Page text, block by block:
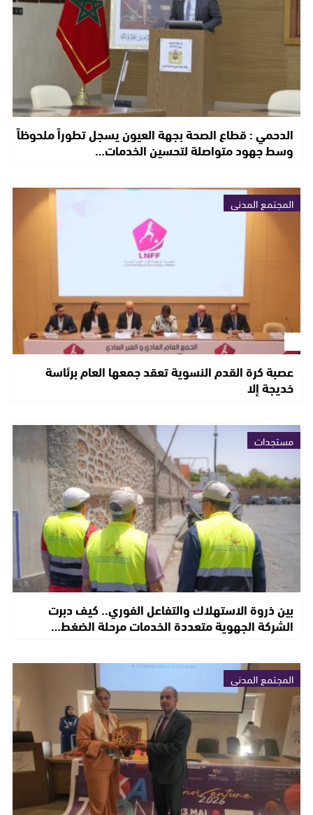
الدحمي : قطاع الصحة بجهة العيون يسجل تطوراً ملحوظاً
وسط جهود متواصلة لتحسين الخدمات…
المجتمع المدني
عصبة كرة القدم النسوية تعقد جمعها العام برئاسة
خديجة إلا
مستجدات
بين ذروة الاستهلاك والتفاعل الفوري.. كيف دبرت
الشركة الجهوية متعددة الخدمات مرحلة الضغط…
المجتمع المدني